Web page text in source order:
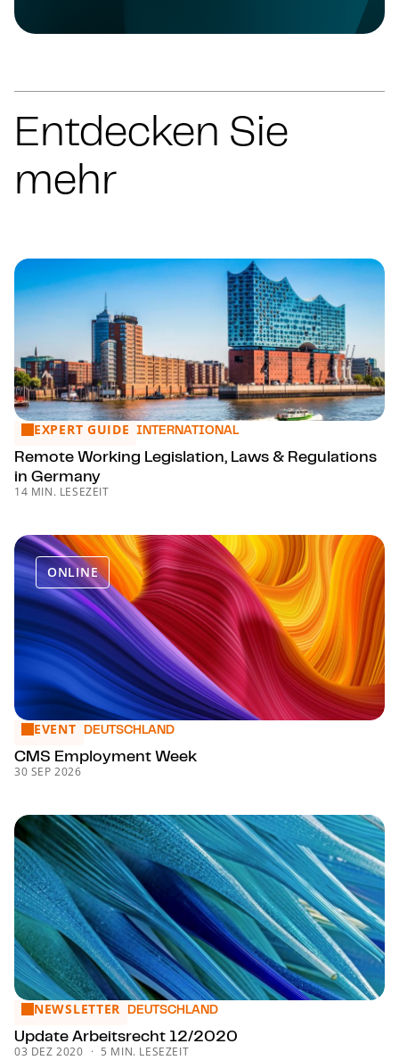
Entdecken Sie
mehr
Remote Working Legislation, Laws & Regulations in
EXPERT GUIDE INTERNATIONAL
Remote Working Legislation, Laws & Regulations
in Germany
14 MIN. LESEZEIT
ONLINE
CMS Employment Week
EVENT DEUTSCHLAND
CMS Employment Week
30 SEP 2026
Update Arbeitsrecht 12/2020
NEWSLETTER DEUTSCHLAND
Update Arbeitsrecht 12/2020
03 DEZ 2020 5 MIN. LESEZEIT